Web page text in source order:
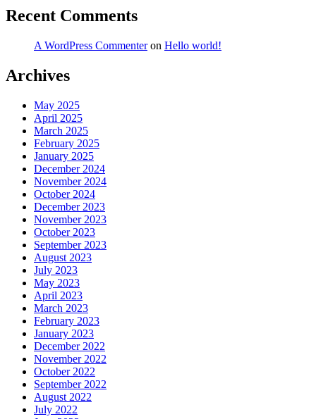
Recent Comments
A WordPress Commenteron Hello world!
Archives
May 2025
April 2025
March 2025
February 2025
January 2025
December 2024
November 2024
October 2024
December 2023
November 2023
October 2023
September 2023
August 2023
July 2023
May 2023
April 2023
March 2023
February 2023
January 2023
December 2022
November 2022
October 2022
September 2022
August 2022
July 2022